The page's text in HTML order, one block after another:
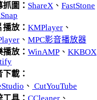
抓圖： ShareX 、 FastStone
播放： KMPlayer 、
、 MPC影音播放器
播放： WinAMP 、 KKBOX
下載：
、 CutYouTube
工具： CCleaner 、